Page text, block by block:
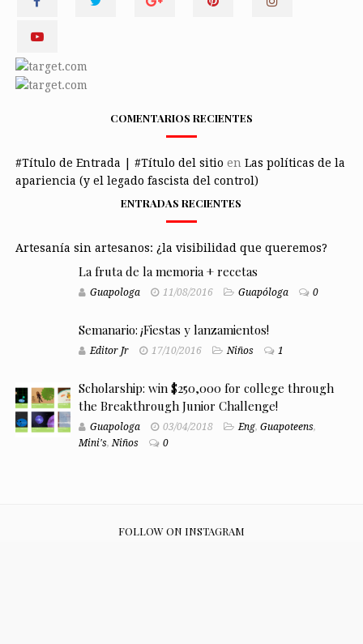
COMENTARIOS RECIENTES
#Título de Entrada | #Título del sitio en Las políticas de la
apariencia (y el legado fascista del control)
ENTRADAS RECIENTES
Artesanía sin artesanos: ¿la visibilidad que queremos?
La fruta de la memoria + recetas
Guapologa 11/08/2016 Guapóloga 0
Semanario: ¡Fiestas y lanzamientos!
Editor Jr 17/10/2016 Niños 1
Scholarship: win $250,000 for college through
the Breakthrough Junior Challenge!
Guapologa 03/04/2018 Eng, Guapoteens,
Mini's,Niños 0
FOLLOW ON INSTAGRAM